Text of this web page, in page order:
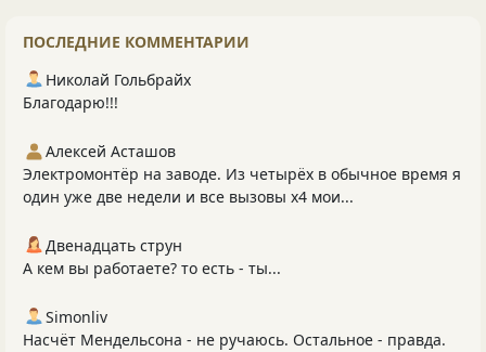
ПОСЛЕДНИЕ КОММЕНТАРИИ
Николай Гольбрайх
Благодарю!!!
Алексей Асташов
Электромонтёр на заводе. Из четырёх в обычное время я
один уже две недели и все вызовы х4 мои...
Двенадцать струн
А кем вы работаете? то есть - ты...
Simonliv
Насчёт Мендельсона - не ручаюсь. Остальное - правда.